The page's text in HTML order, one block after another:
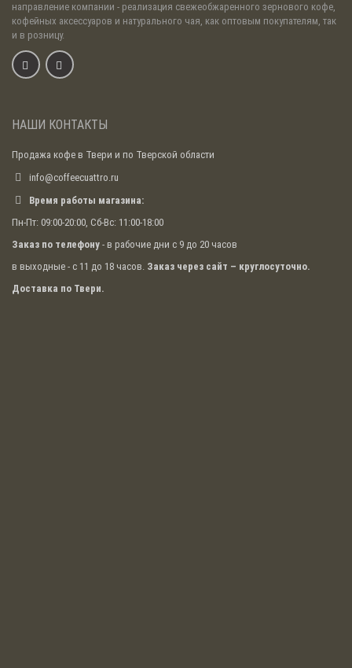
направление компании - реализация свежеобжаренного зернового кофе,
кофейных аксессуаров и натурального чая, как оптовым покупателям, так
и в розницу.
НАШИ КОНТАКТЫ
Продажа кофе в Твери и по Тверской области
info@coffeecuattro.ru
Время работы магазина:
Пн-Пт: 09:00-20:00, Сб-Вс: 11:00-18:00
Заказ по телефону - в рабочие дни с 9 до 20 часов
в выходные - с 11 до 18 часов. Заказ через сайт – круглосуточно.
Доставка по Твери.